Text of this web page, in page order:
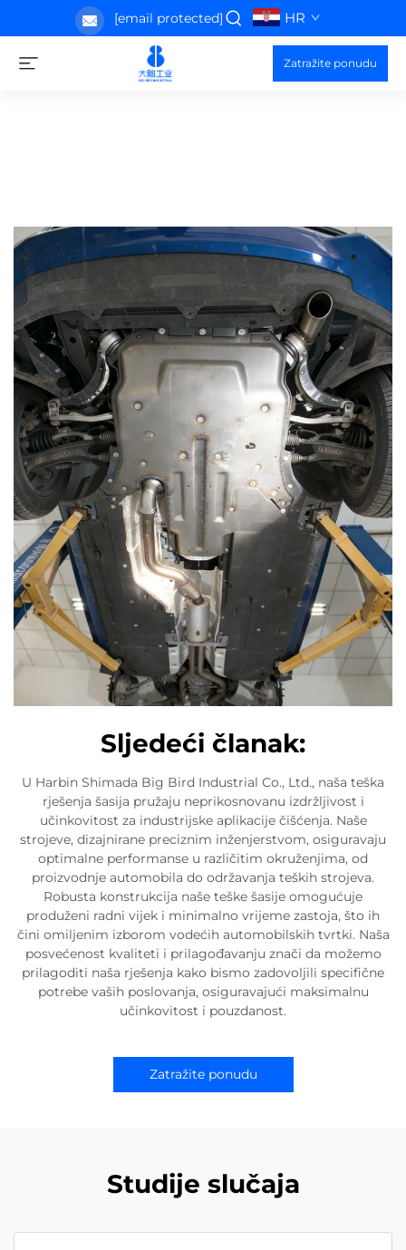
[email protected] HR
Zatražite ponudu
Sljedeći članak:
U Harbin Shimada Big Bird Industrial Co., Ltd., naša teška
rješenja šasija pružaju neprikosnovanu izdržljivost i
učinkovitost za industrijske aplikacije čišćenja. Naše
strojeve, dizajnirane preciznim inženjerstvom, osiguravaju
optimalne performanse u različitim okruženjima, od
proizvodnje automobila do održavanja teških strojeva.
Robusta konstrukcija naše teške šasije omogućuje
produženi radni vijek i minimalno vrijeme zastoja, što ih
čini omiljenim izborom vodećih automobilskih tvrtki. Naša
posvećenost kvaliteti i prilagođavanju znači da možemo
prilagoditi naša rješenja kako bismo zadovoljili specifične
potrebe vaših poslovanja, osiguravajući maksimalnu
učinkovitost i pouzdanost.
Zatražite ponudu
Studije slučaja